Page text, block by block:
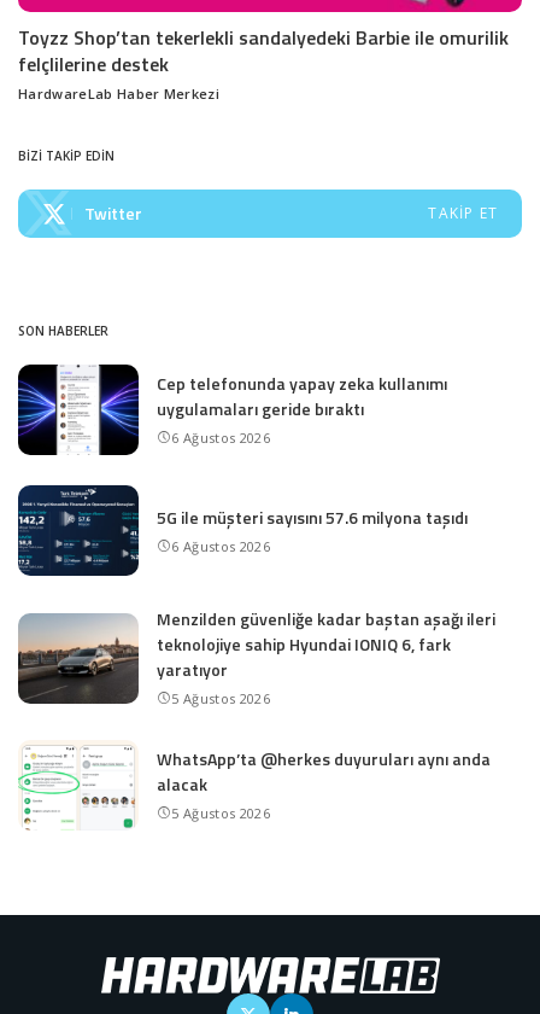
Toyzz Shop’tan tekerlekli sandalyedeki Barbie ile omurilik
felçlilerine destek
Posted
HardwareLab Haber Merkezi
BİZİ TAKİP EDİN
Twitter TAKIP ET
SON HABERLER
Cep telefonunda yapay zeka kullanımı
uygulamaları geride bıraktı
6 Ağustos 2026
5G ile müşteri sayısını 57.6 milyona taşıdı
6 Ağustos 2026
Menzilden güvenliğe kadar baştan aşağı ileri
teknolojiye sahip Hyundai IONIQ 6, fark
yaratıyor
5 Ağustos 2026
WhatsApp’ta @herkes duyuruları aynı anda
alacak
5 Ağustos 2026